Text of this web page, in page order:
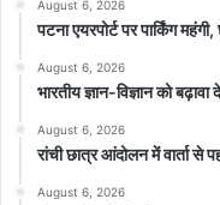
August 6, 2026
पटना एयरपोर्ट पर पार्किंग
August 6, 2026
भारतीय ज्ञान-विज्ञान को
August 6, 2026
रांची छात्र आंदोलन में वार्ता
August 6, 2026